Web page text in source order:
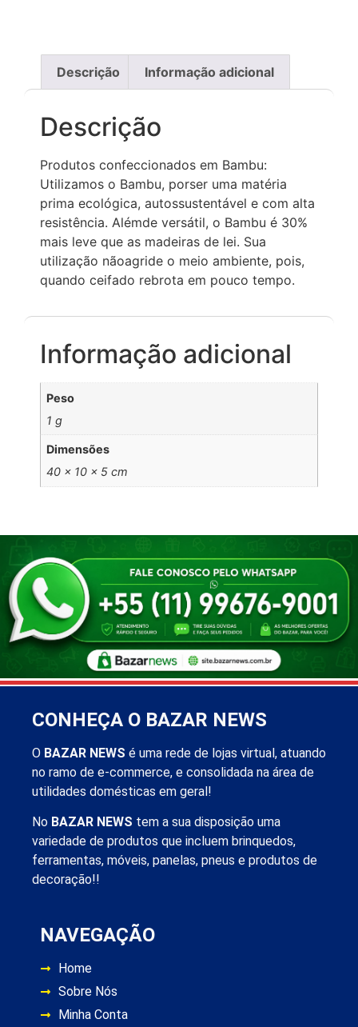
Descrição Informação adicional
Descrição
Produtos confeccionados em Bambu:
Utilizamos o Bambu, porser uma matéria
prima ecológica, autossustentável e com alta
resistência. Alémde versátil, o Bambu é 30%
mais leve que as madeiras de lei. Sua
utilização nãoagride o meio ambiente, pois,
quando ceifado rebrota em pouco tempo.
Informação adicional
Peso
1 g
Dimensões
40 × 10 × 5 cm
CONHEÇA O BAZAR NEWS
O BAZAR NEWS é uma rede de lojas virtual, atuando
no ramo de e-commerce, e consolidada na área de
utilidades domésticas em geral!
No BAZAR NEWS tem a sua disposição uma
variedade de produtos que incluem brinquedos,
ferramentas, móveis, panelas, pneus e produtos de
decoração!!
NAVEGAÇÃO
Home
Sobre Nós
Minha Conta